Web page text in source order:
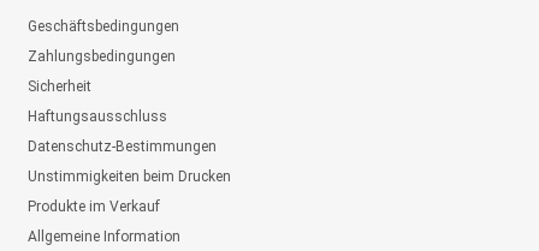
Geschäftsbedingungen
Zahlungsbedingungen
Sicherheit
Haftungsausschluss
Datenschutz-Bestimmungen
Unstimmigkeiten beim Drucken
Produkte im Verkauf
Allgemeine Information